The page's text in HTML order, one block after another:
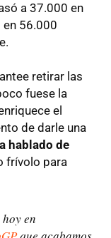
a 37.000 en
en 56.000
retirar las
fuese la
el
de darle una
hablado de
frívolo para
en